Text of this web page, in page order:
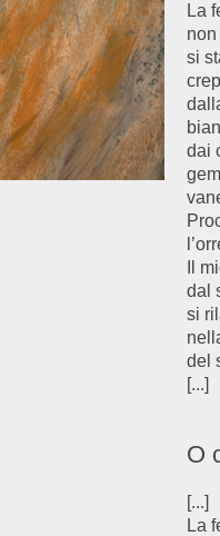
La
si
dai
Il
dal
si
del
[...]
O
[...]
La